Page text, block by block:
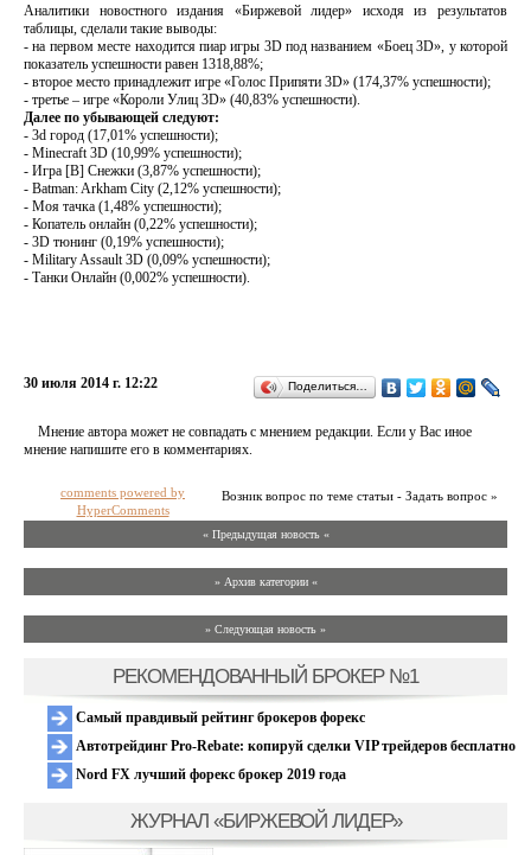
Аналитики новостного издания «Биржевой лидер» исходя из результатов
таблицы, сделали такие выводы:
- на первом месте находится пиар игры 3D под названием «Боец 3D», у которой
показатель успешности равен 1318,88%;
- второе место принадлежит игре «Голос Припяти 3D» (174,37% успешности);
- третье – игре «Короли Улиц 3D» (40,83% успешности).
Далее по убывающей следуют:
- 3d город (17,01% успешности);
- Minecraft 3D (10,99% успешности);
- Игра [В] Снежки (3,87% успешности);
- Batman: Arkham City (2,12% успешности);
- Моя тачка (1,48% успешности);
- Копатель онлайн (0,22% успешности);
- 3D тюнинг (0,19% успешности);
- Military Assault 3D (0,09% успешности);
- Танки Онлайн (0,002% успешности).
30 июля 2014 г. 12:22 Поделиться…
Мнение автора может не совпадать с мнением редакции. Если у Вас иное
мнение напишите его в комментариях.
Возник вопрос по теме статьи - Задать вопрос »
comments powered by
HyperComments
« Предыдущая новость «
» Архив категории «
» Следующая новость »
РЕКОМЕНДОВАННЫЙ БРОКЕР №1
Самый правдивый рейтинг брокеров форекс
Автотрейдинг Pro-Rebate: копируй сделки VIP трейдеров бесплатно
Nord FX лучший форекс брокер 2019 года
ЖУРНАЛ «БИРЖЕВОЙ ЛИДЕР»